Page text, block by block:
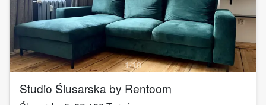
1/18
Studio Ślusarska by Rentoom